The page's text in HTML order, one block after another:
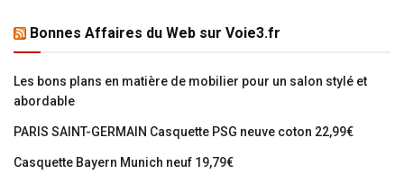
Bonnes Affaires du Web sur Voie3.fr
Les bons plans en matière de mobilier pour un salon stylé et
abordable
PARIS SAINT-GERMAIN Casquette PSG neuve coton 22,99€
Casquette Bayern Munich neuf 19,79€